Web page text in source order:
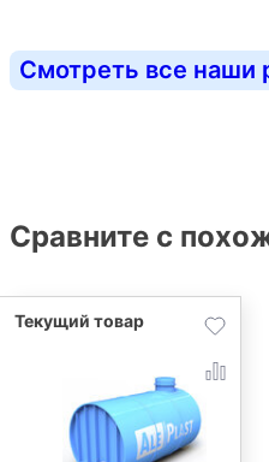
Смотреть все наши
Сравните с